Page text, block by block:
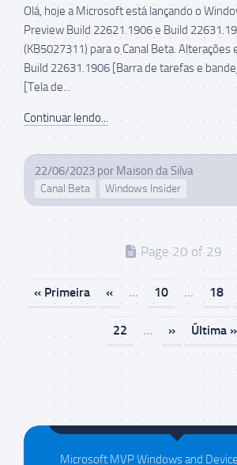
Olá, hoje a Microsoft está lançando o
Preview Build 22621.1906 e Build
(KB5027311) para o Canal Beta. Alterações
Build 22631.1906 [Barra de tarefas e
[Tela de...
Continuar lendo...
22/06/2023 por Maison da Silva
Canal Beta Windows Insider
Page 20 of 29
« Primeira « ... 10 ... 18
22 ... » Última »
Maison da Silva
Microsoft MVP Windows and